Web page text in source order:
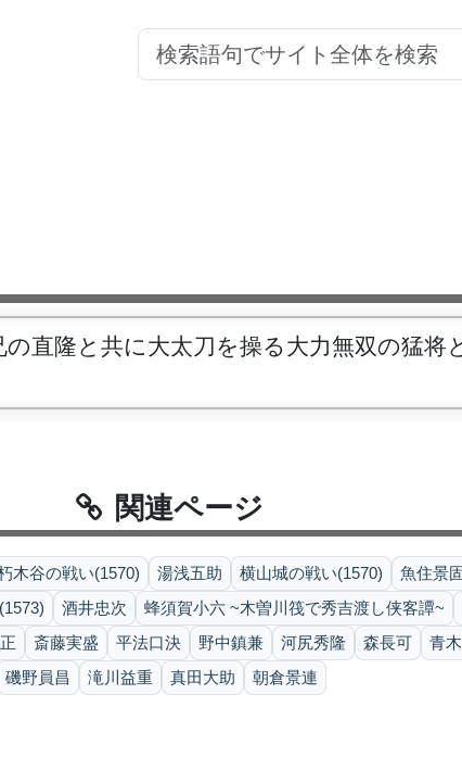
直隆と共に大太刀を操る大力無双の猛
関連ページ
木谷の戦い(1570) 湯浅五助 横山城の戦い(1570)
魚住景
酒井忠次
蜂須賀小六 ~木曽川筏で秀吉渡し侠客譚~
斎藤実盛 平法口決 野中鎮兼 河尻秀隆 森長可
青
磯野員昌 滝川益重 真田大助 朝倉景連